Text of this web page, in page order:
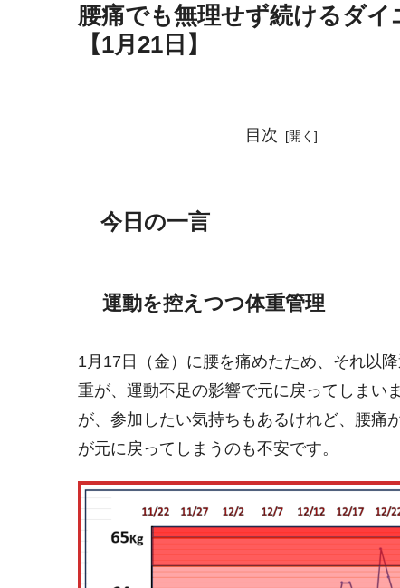
腰痛でも無理せず続けるダ
【1月21日】
目次
今日の一言
運動を控えつつ体重管理
1月17日（金）に腰を痛めたため、それ以
重が、運動不足の影響で元に戻ってしまい
が、参加したい気持ちもあるけれど、腰
が元に戻ってしまうのも不安です。